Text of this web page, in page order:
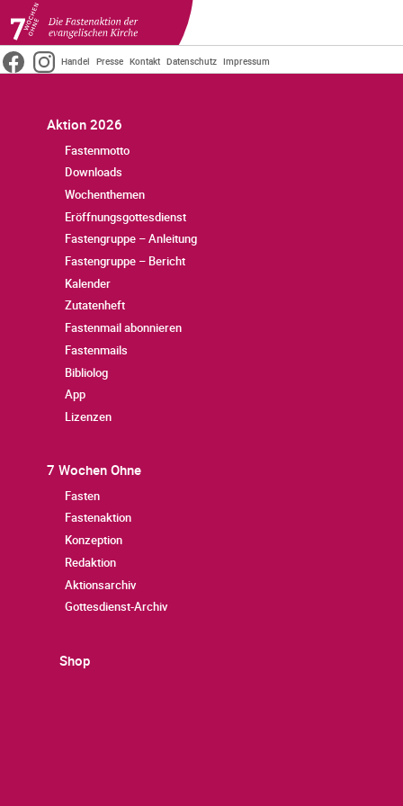
Direkt
zum
Handel Presse Kontakt Datenschutz Impressum
Main
menu
Aktion 2026
Fastenmotto
Downloads
Wochenthemen
Eröffnungsgottesdienst
Fastengruppe – Anleitung
Fastengruppe – Bericht
Kalender
Zutatenheft
Fastenmail abonnieren
Fastenmails
Bibliolog
App
Lizenzen
7 Wochen Ohne
Fasten
Fastenaktion
Konzeption
Redaktion
Aktionsarchiv
Gottesdienst-Archiv
Shop
Zurück zur Startseite